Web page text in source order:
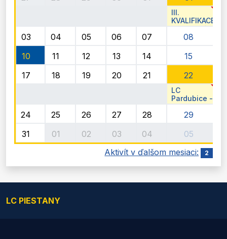
III.
KVALIFIKACE
136. Velké
Pardubické
03 04 05 06 07 08
10
11 12 13 14 15
17
18 19 20 21 22
LC
Pardubice -
13. Lions
Golf Cup
24 25 26 27 28 29
31
01 02 03 04 05
Aktivít v ďalšom mesiaci:
2
LC PIESTANY